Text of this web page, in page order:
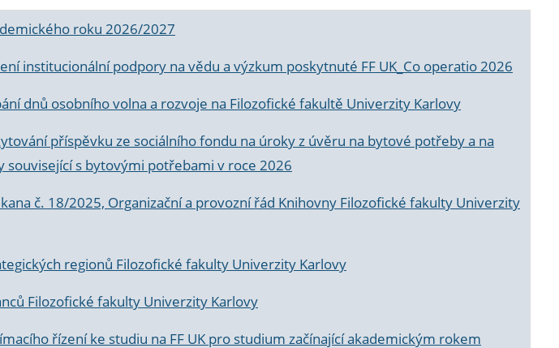
roku 2026/2027
institucionální podpory na vědu a výzkum poskytnuté FF UK_Co operatio 2026
dnů osobního volna a rozvoje na Filozofické fakultě Univerzity Karlovy
příspěvku ze sociálního fondu na úroky z úvěru na bytové potřeby a na
s bytovými potřebami v roce 2026
č. 18/2025, Organizační a provozní řád Knihovny Filozofické fakulty Univerzity
regionů Filozofické fakulty Univerzity Karlovy
Filozofické fakulty Univerzity Karlovy
řízení ke studiu na FF UK pro studium začínající akademickým rokem